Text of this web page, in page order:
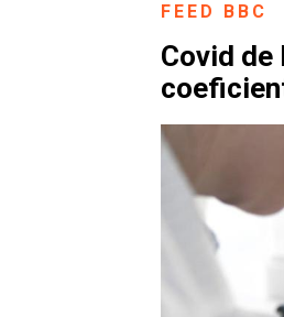
FEED BBC
Covid de